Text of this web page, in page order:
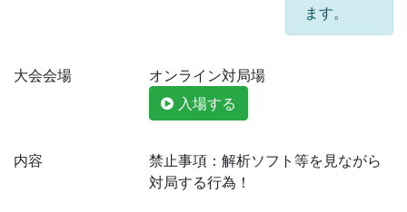
ます。
大会会場
オンライン対局場
入場する
内容
禁止事項：解析ソフト等を見ながら
対局する行為！